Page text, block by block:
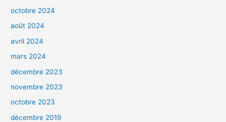
octobre 2024
août 2024
avril 2024
mars 2024
décembre 2023
novembre 2023
octobre 2023
décembre 2019